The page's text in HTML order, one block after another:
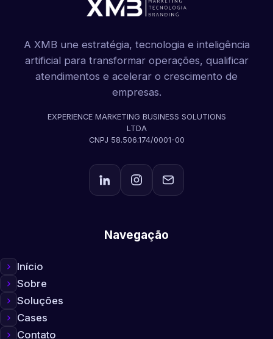
A XMB une estratégia, tecnologia e inteligência
artificial para transformar operações, qualificar
atendimentos e acelerar o crescimento de
empresas.
EXPERIENCE MARKETING BUSINESS SOLUTIONS
LTDA
CNPJ 58.506.174/0001-00
Navegação
Início
Sobre
Soluções
Cases
Contato